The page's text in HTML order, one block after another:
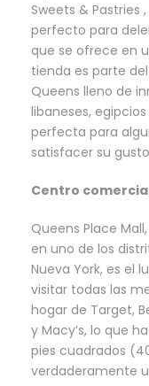
Sweets & Pastries
perfecto para
que se ofrece en
tienda es parte del
Queens lleno de
libaneses,
perfecta para
satisfacer su
Centro
Queens Place
en uno de los
Nueva York, es el
visitar todas las
hogar de Target,
y Macy’s, lo que
pies cuadrados
verdaderamente